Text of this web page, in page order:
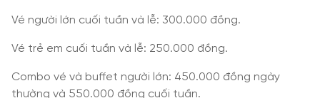
Vé người lớn cuối tuần và lễ: 300.000 đồng.
Vé trẻ em cuối tuần và lễ: 250.000 đồng.
Combo vé và buffet người lớn: 450.000 đồng ngày
thường và 550.000 đồng cuối tuần.